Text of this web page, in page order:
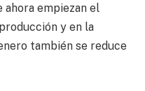
ahora empiezan el
y en la
también se reduce